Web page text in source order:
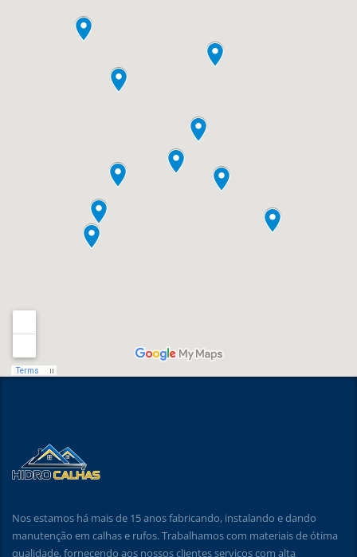
Nos estamos há mais de 15 anos fabricando, instalando e dando
manutenção em calhas e rufos. Trabalhamos com materiais de ótima
qualidade, fornecendo aos nossos clientes serviços com alta